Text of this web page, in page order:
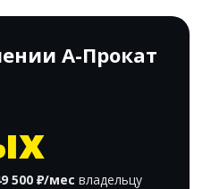
А-Прокат
500 ₽/мес владельцу